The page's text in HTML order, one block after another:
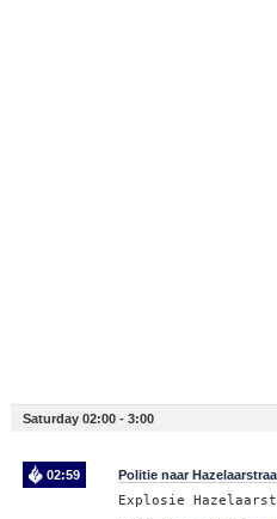
Saturday 02:00 - 3:00
02:59 Politie naar
Explosie